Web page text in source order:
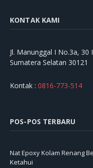
KONTAK KAMI
Jl. Manunggal I No.3a,
Sumatera Selatan 30121
Kontak : 0816-773-514
POS-POS TERBARU
Nat Epoxy Kolam Renang
Ketahui